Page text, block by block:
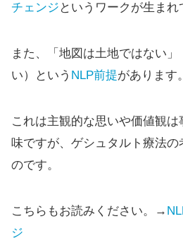
チェンジ というワークが生まれ
また、「地図は土地ではない
い）という NLP前提があります。
これは主観的な思いや価値観
味ですが、ゲシュタルト療法の
のです。
こちらもお読みください。→
ジ